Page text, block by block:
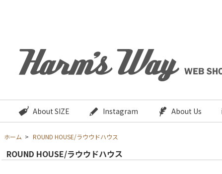
About SIZE Instagram About Us
ホーム > ROUND HOUSE/ラウウドハウス
ROUND HOUSE/ラウウドハウス